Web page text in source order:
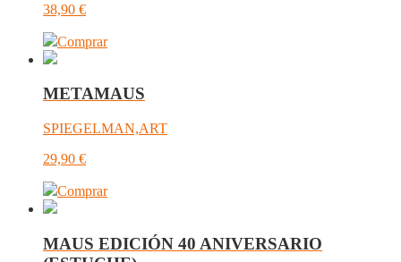
38,90 €
Comprar
METAMAUS
SPIEGELMAN,ART
29,90 €
Comprar
MAUS EDICIÓN 40 ANIVERSARIO